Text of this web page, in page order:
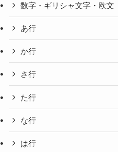
数字・ギリシャ文字・欧文
あ行
か行
さ行
た行
な行
は行